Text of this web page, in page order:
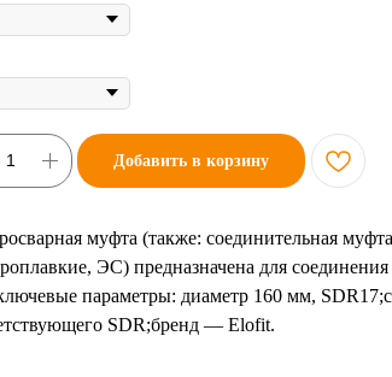
Добавить в корзину
муфта (также: соединительная
ЭС) предназначена для
параметры: диаметр 160 мм,
SDR;бренд — Elofit.